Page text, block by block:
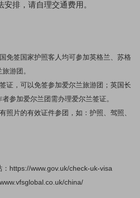
排，请自理交通费用。
免签国家护照客人均可参加英格兰、苏格
游团。
证，可以免签参加爱尔兰旅游团；英国长
参加爱尔兰团需办理爱尔兰签证。
照片的有效证件参团，如：护照、驾照、
https://www.gov.uk/check-uk-visa
china/